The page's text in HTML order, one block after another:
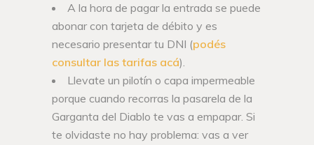
A la hora de pagar la entrada se puede
abonar con tarjeta de débito y es
necesario presentar tu DNI (podés
consultar las tarifas acá).
Llevate un pilotín o capa impermeable
porque cuando recorras la pasarela de la
Garganta del Diablo te vas a empapar. Si
te olvidaste no hay problema: vas a ver